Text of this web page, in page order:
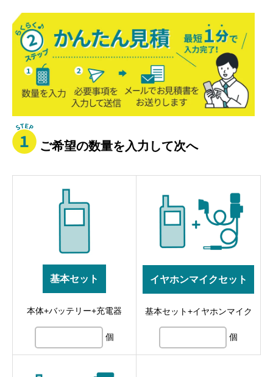
か
ん
た
ん
積
ご希望の数量を入力して次へ
基本セット
本体+バッテリー+充電器
個
イヤホンマイクセット
基本セット+イヤホンマイク
個